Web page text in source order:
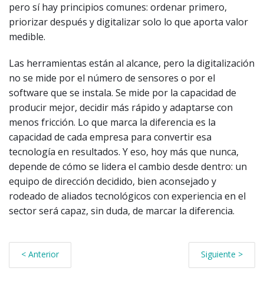
pero sí hay principios comunes: ordenar primero,
priorizar después y digitalizar solo lo que aporta valor
medible.
Las herramientas están al alcance, pero la digitalización
no se mide por el número de sensores o por el
software que se instala. Se mide por la capacidad de
producir mejor, decidir más rápido y adaptarse con
menos fricción. Lo que marca la diferencia es la
capacidad de cada empresa para convertir esa
tecnología en resultados. Y eso, hoy más que nunca,
depende de cómo se lidera el cambio desde dentro: un
equipo de dirección decidido, bien aconsejado y
rodeado de aliados tecnológicos con experiencia en el
sector será capaz, sin duda, de marcar la diferencia.
< Anterior Siguiente >